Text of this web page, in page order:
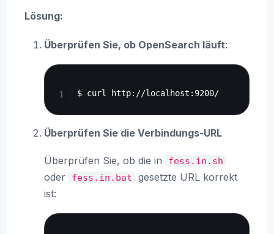
Lösung:
Überprüfen Sie, ob OpenSearch läuft:
Überprüfen Sie die Verbindungs-URL
Überprüfen Sie, ob die in fess.in.sh
oder fess.in.bat
gesetzte URL korrekt
ist: